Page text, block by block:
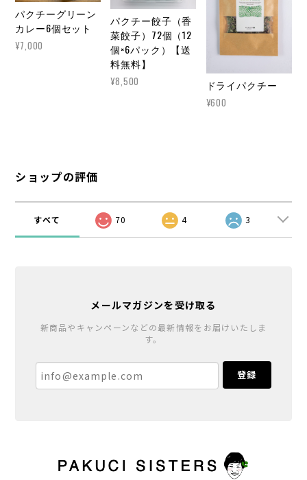
パクチーグリーン
カレー6個セット
¥7,000
パクチー餃子（香
菜餃子）72個（12
個×6パック）【送
料無料】
¥8,500 ドライパクチー
¥600
ショップの評価
すべて 70 4 3
メールマガジンを受け取る
新商品やキャンペーンなどの最新情報をお届けいたしま
す。
登録